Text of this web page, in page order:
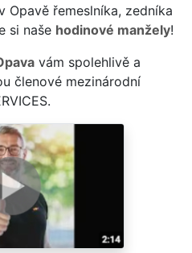
Opavě řemeslníka, zedníka
si naše hodinové manžely!
vám spolehlivě a
členové mezinárodní